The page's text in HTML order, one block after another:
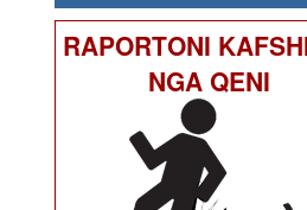
RAPORTONI
NGA QENI